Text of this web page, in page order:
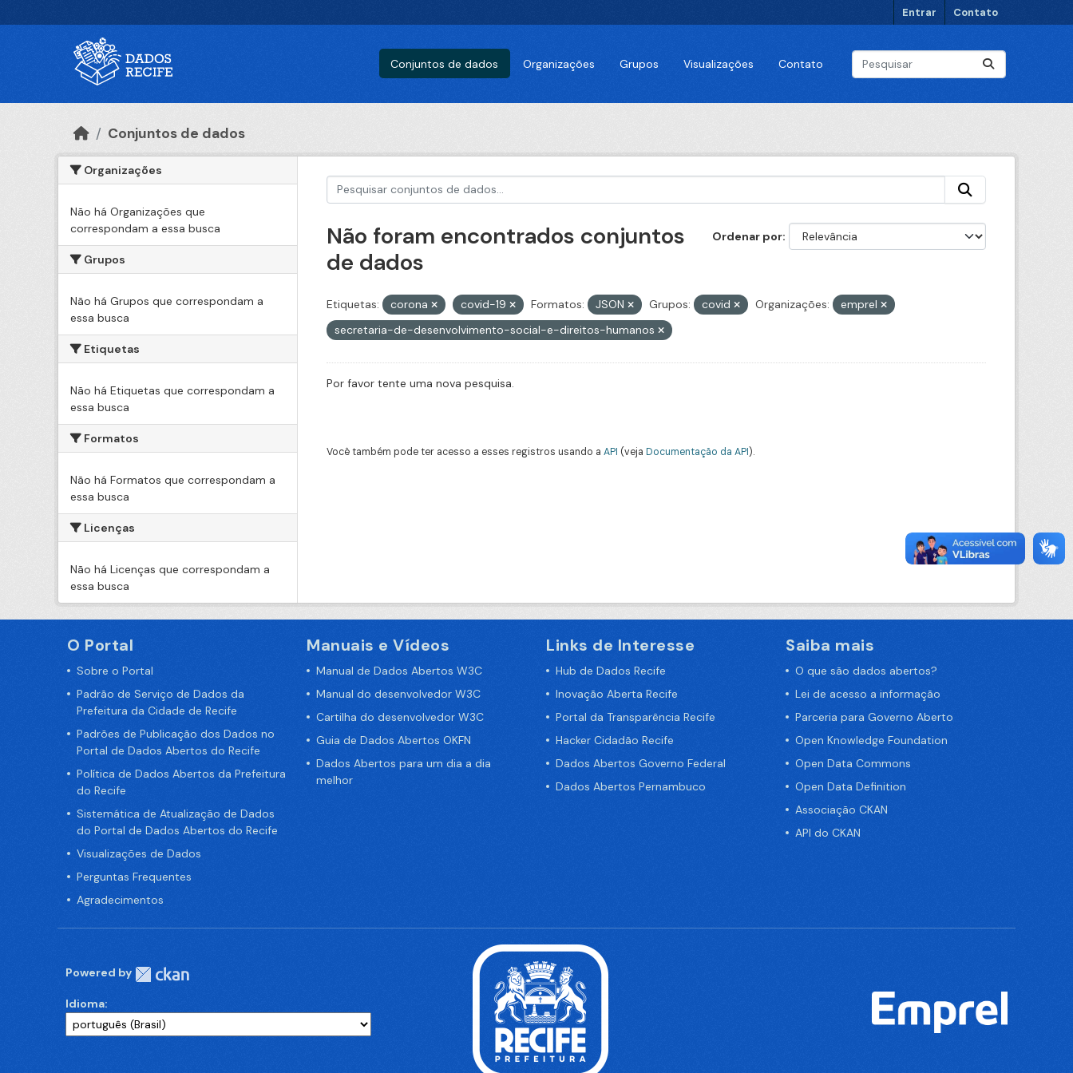
Entrar Contato
Conjuntos de dados Organizações Grupos Visualizações Contato
Conjuntos de dados
Organizações
Não há Organizações que
correspondam a essa busca
Grupos
Não há Grupos que correspondam a
essa busca
Etiquetas
Não há Etiquetas que correspondam a
essa busca
Formatos
Não há Formatos que correspondam a
essa busca
Licenças
Não há Licenças que correspondam a
essa busca
Ordenar por
Não foram encontrados conjuntos
de dados
Etiquetas: corona covid-19 Formatos: JSON Grupos: covid Organizações:
emprel
secretaria-de-desenvolvimento-social-e-direitos-humanos
Por favor tente uma nova pesquisa.
Você também pode ter acesso a esses registros usando a API (veja Documentação da API).
O Portal
Sobre o Portal
Padrão de Serviço de Dados da
Prefeitura da Cidade de Recife
Padrões de Publicação dos Dados no
Portal de Dados Abertos do Recife
Política de Dados Abertos da Prefeitura
do Recife
Sistemática de Atualização de Dados
do Portal de Dados Abertos do Recife
Visualizações de Dados
Perguntas Frequentes
Agradecimentos
Manuais e Vídeos
Manual de Dados Abertos W3C
Manual do desenvolvedor W3C
Cartilha do desenvolvedor W3C
Guia de Dados Abertos OKFN
Dados Abertos para um dia a dia
melhor
Links de Interesse
Hub de Dados Recife
Inovação Aberta Recife
Portal da Transparência Recife
Hacker Cidadão Recife
Dados Abertos Governo Federal
Dados Abertos Pernambuco
Saiba mais
O que são dados abertos?
Lei de acesso a informação
Parceria para Governo Aberto
Open Knowledge Foundation
Open Data Commons
Open Data Definition
Associação CKAN
API do CKAN
Powered by
Idioma